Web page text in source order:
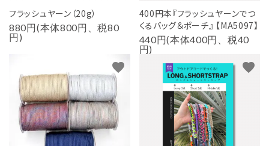
フラッシュヤーン（20g）
880円(本体800円、税80
円)
400円本『フラッシュヤーンでつ
くるバッグ＆ポーチ』 【MA5097】
440円(本体400円、税40
円)
favorite favorite